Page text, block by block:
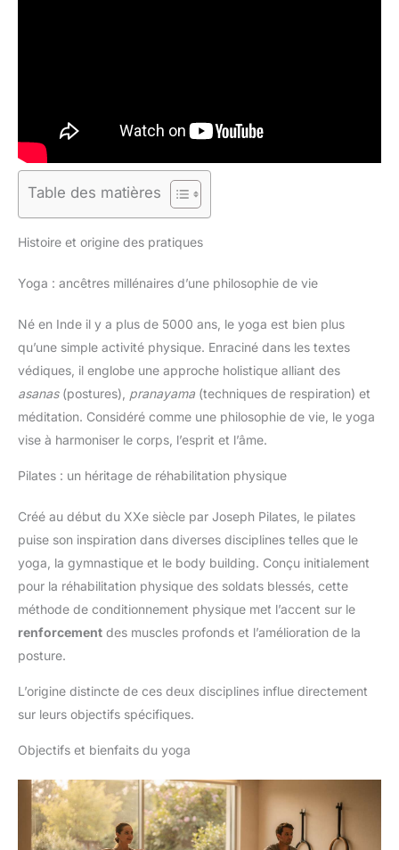
Table des matières
Histoire et origine des pratiques
Yoga : ancêtres millénaires d’une philosophie de vie
Né en Inde il y a plus de 5000 ans, le yoga est bien plus
qu’une simple activité physique. Enraciné dans les textes
védiques, il englobe une approche holistique alliant des
asanas(postures), pranayama (techniques de respiration) et
méditation. Considéré comme une philosophie de vie, le yoga
vise à harmoniser le corps, l’esprit et l’âme.
Pilates : un héritage de réhabilitation physique
Créé au début du XXe siècle par Joseph Pilates, le pilates
puise son inspiration dans diverses disciplines telles que le
yoga, la gymnastique et le body building. Conçu initialement
pour la réhabilitation physique des soldats blessés, cette
méthode de conditionnement physique met l’accent sur le
renforcement des muscles profonds et l’amélioration de la
posture.
L’origine distincte de ces deux disciplines influe directement
sur leurs objectifs spécifiques.
Objectifs et bienfaits du yoga